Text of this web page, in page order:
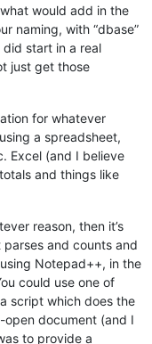
would add in the
naming, with “dbase”
start in a real
just get those
for whatever
a spreadsheet,
Excel (and I believe
and things like
reason, then it’s
and counts and
Notepad++, in the
could use one of
script which does the
document (and I
to provide a